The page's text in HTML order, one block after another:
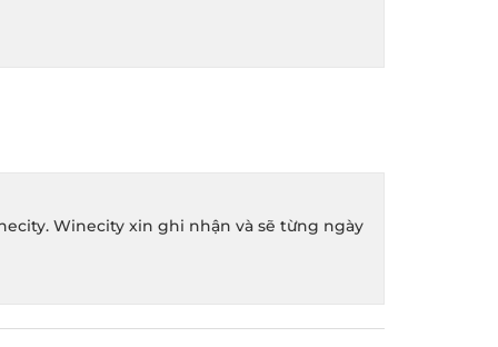
Winecity xin ghi nhận và sẽ từng ngày